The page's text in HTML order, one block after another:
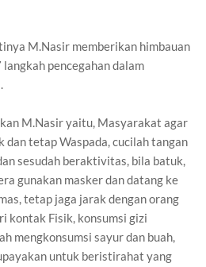
M.Nasir memberikan himbauan
pencegahan dalam
M.Nasir yaitu, Masyarakat agar
dan tetap Waspada, cucilah tangan
sesudah beraktivitas, bila batuk,
gunakan masker dan datang ke
tetap jaga jarak dengan orang
kontak Fisik, konsumsi gizi
mengkonsumsi sayur dan buah,
untuk beristirahat yang